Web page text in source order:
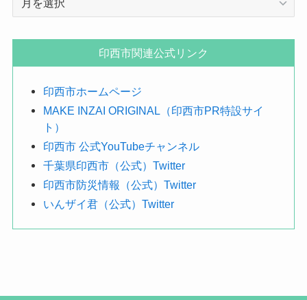
す
印西市関連公式リンク
印西市ホームページ
MAKE INZAI ORIGINAL（印西市PR特設サイ
ト）
印西市 公式YouTubeチャンネル
千葉県印西市（公式）Twitter
印西市防災情報（公式）Twitter
いんザイ君（公式）Twitter